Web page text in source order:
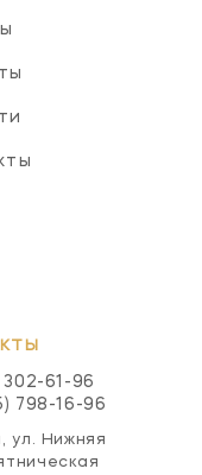
61-96
798-16-96
ул. Нижняя